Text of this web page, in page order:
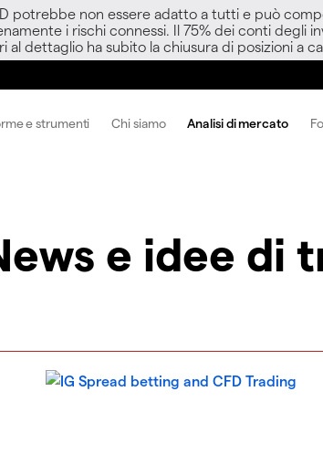
potrebbe non essere adatto a tutti e può
i rischi connessi. Il 75% dei conti
dettaglio ha subito la chiusura di posizioni a
e strumenti Chi siamo Analisi di mercato
e idee di